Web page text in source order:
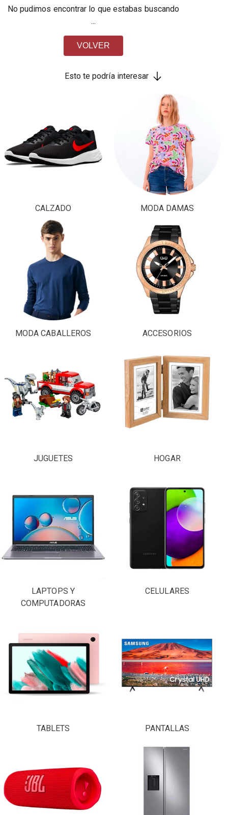
No pudimos encontrar lo que estabas buscando
...
VOLVER
Esto te podría interesar
CALZADO MODA DAMAS
MODA CABALLEROS ACCESORIOS
JUGUETES HOGAR
LAPTOPS Y
COMPUTADORAS
CELULARES
TABLETS PANTALLAS